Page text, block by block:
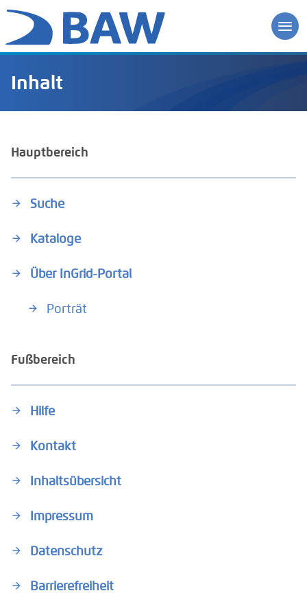
Inhalt
Hauptbereich
Suche
Kataloge
Über InGrid-Portal
Porträt
Fußbereich
Hilfe
Kontakt
Inhaltsübersicht
Impressum
Datenschutz
Barrierefreiheit